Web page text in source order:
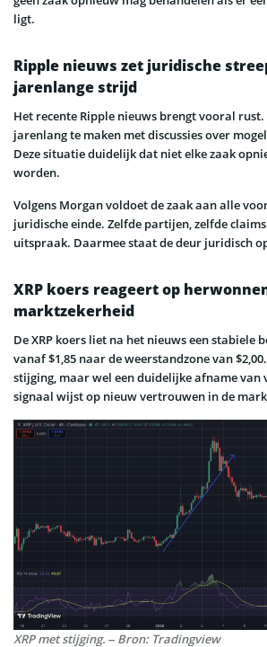
ligt.
Ripple nieuws zet juridische
jarenlange strijd
Het recente Ripple nieuws brengt vooral
jarenlang te maken met discussies over
Deze situatie duidelijk dat niet elke zaak
worden.
Volgens Morgan voldoet de zaak aan alle
juridische einde. Zelfde partijen, zelfde
uitspraak. Daarmee staat de deur juridisch
XRP koers reageert op
marktzekerheid
De XRP koers liet na het nieuws een stabiele
vanaf $1,85 naar de weerstandzone van
stijging, maar wel een duidelijke afname van
signaal wijst op nieuw vertrouwen in de
XRP met stijging. – Bron: Tradingview